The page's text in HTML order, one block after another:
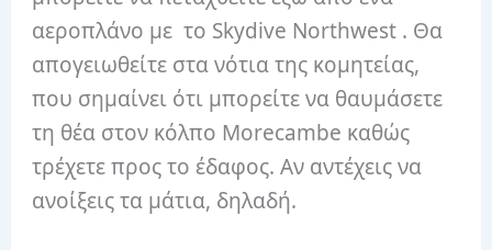
αεροπλάνο με το Skydive Northwest . Θα
απογειωθείτε στα νότια της κομητείας,
που σημαίνει ότι μπορείτε να θαυμάσετε
τη θέα στον κόλπο Morecambe καθώς
τρέχετε προς το έδαφος. Αν αντέχεις να
ανοίξεις τα μάτια, δηλαδή.